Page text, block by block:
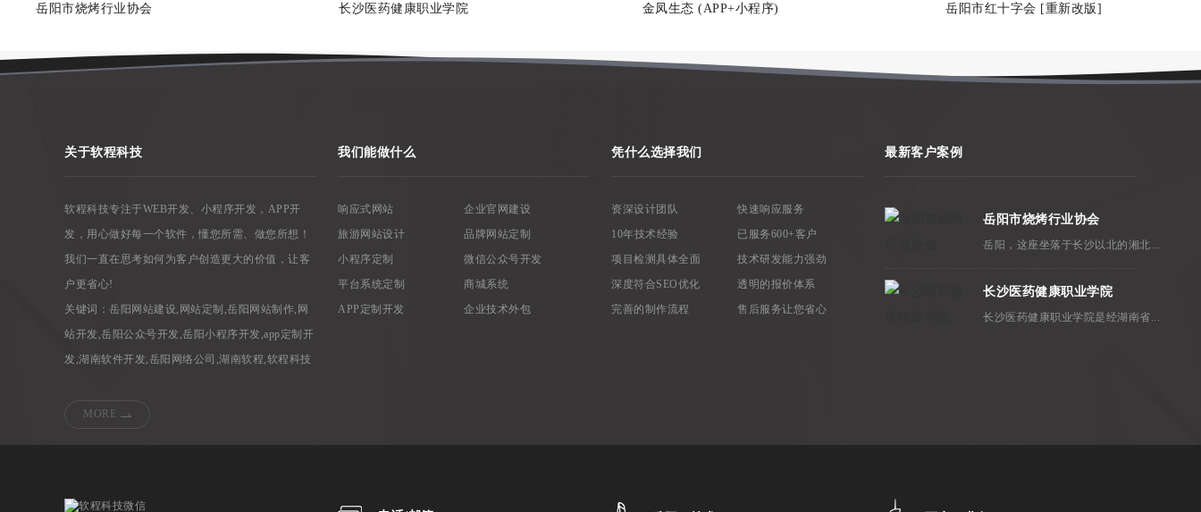
岳阳市烧烤行业协会 长沙医药健康职业学院 金凤生态 (APP+小程序) 岳阳市红十字会 [重新改版]
关于软程科技
软程科技专注于WEB开发、小程序开发，APP开
发，用心做好每一个软件，懂您所需、做您所想！
我们一直在思考如何为客户创造更大的价值，让客
户更省心!
关键词： 岳阳网站建设, 网站定制 ,岳阳网站制作, 网
站开发 ,岳阳公众号开发 ,岳阳小程序开发 ,app定制开
发,湖南软件开发,岳阳网络公司 ,湖南软程,软程科技
MORE
我们能做什么
响应式网站
企业官网建设
旅游网站设计
品牌网站定制
小程序定制
微信公众号开发
平台系统定制
商城系统
APP定制开发
企业技术外包
凭什么选择我们
资深设计团队
快速响应服务
10年技术经验
已服务600+客户
项目检测具体全面
技术研发能力强劲
深度符合SEO优化
透明的报价体系
完善的制作流程
售后服务让您省心
最新客户案例
岳阳市烧烤行业协会
岳阳，这座坐落于长沙以北的湘北...
长沙医药健康职业学院
长沙医药健康职业学院是经湖南省...